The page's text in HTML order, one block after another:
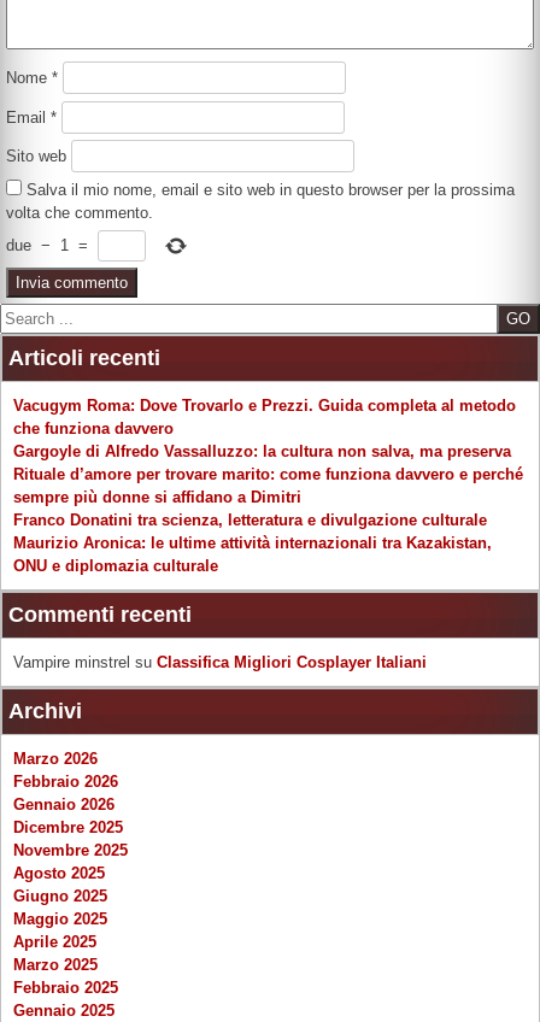
Nome*
Email*
Sito web
Salva il mio nome, email e sito web in questo browser per la prossima
volta che commento.
due − 1 =
Search
Articoli recenti
Vacugym Roma: Dove Trovarlo e Prezzi. Guida completa al metodo
che funziona davvero
Gargoyle di Alfredo Vassalluzzo: la cultura non salva, ma preserva
Rituale d’amore per trovare marito: come funziona davvero e perché
sempre più donne si affidano a Dimitri
Franco Donatini tra scienza, letteratura e divulgazione culturale
Maurizio Aronica: le ultime attività internazionali tra Kazakistan,
ONU e diplomazia culturale
Commenti recenti
Vampire minstrel su Classifica Migliori Cosplayer Italiani
Archivi
Marzo 2026
Febbraio 2026
Gennaio 2026
Dicembre 2025
Novembre 2025
Agosto 2025
Giugno 2025
Maggio 2025
Aprile 2025
Marzo 2025
Febbraio 2025
Gennaio 2025